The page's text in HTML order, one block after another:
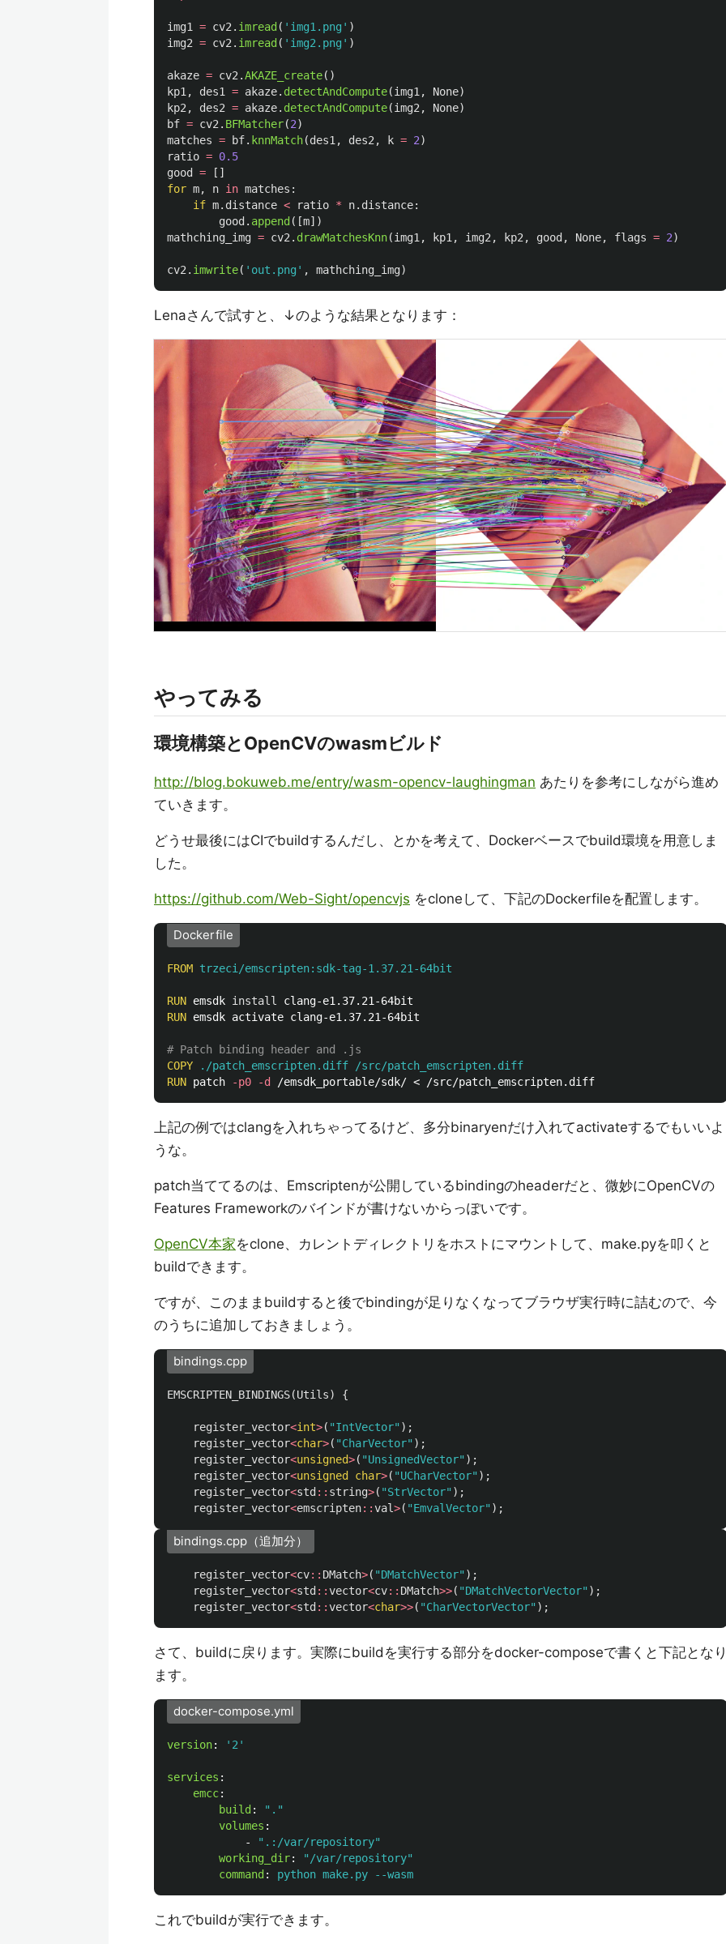
img1 = cv2 . imread ( ' img1.png ' )
img2 = cv2 . imread ( ' img2.png ' )
akaze = cv2 .AKAZE_create()
kp1 , des1 = akaze. detectAndCompute(img1 , None)
kp2 , des2 = akaze. detectAndCompute(img2 , None)
bf = cv2 . BFMatcher(2)
matches = bf. knnMatch(des1 , des2 , k = 2)
ratio = 0.5
good
=
[]
for m, n in matches :
if m. distance < ratio * n. distance:
good . append ([m])
mathching_img = cv2 . drawMatchesKnn(img1 , kp1 , img2 , kp2 , good , None, flags = 2)
cv2 . imwrite( ' out.png ' , mathching_img)
Lenaさんで試すと、↓のような結果となります：
やってみる
環境構築とOpenCVのwasmビルド
http://blog.bokuweb.me/entry/wasm-opencv-laughingman あたりを参考にしながら進め
ていきます。
どうせ最後にはCIでbuildするんだし、とかを考えて、Dockerベースでbuild環境を用意しま
した。
https://github.com/Web-Sight/opencvjs をcloneして、下記のDockerfileを配置します。
Dockerfile
FROM trzeci/emscripten:sdk-tag-1.37.21-64bit
RUN emsdk install
RUN emsdk activate clang-e1.37.21-64bit
# Patch binding header and .js
COPY ./patch_emscripten.diff /src/patch_emscripten.diff
RUN patch -p0 -d
上記の例ではclangを入れちゃってるけど、多分binaryenだけ入れてactivateするでもいいよ
うな。
patch当ててるのは、Emscriptenが公開しているbindingのheaderだと、微妙にOpenCVの
Features Frameworkのバインドが書けないからっぽいです。
OpenCV本家をclone、カレントディレクトリをホストにマウントして、make.pyを叩くと
buildできます。
ですが、このままbuildすると後でbindingが足りなくなってブラウザ実行時に詰むので、今
のうちに追加しておきましょう。
bindings.cpp
EMSCRIPTEN_BINDINGS(Utils) {
register_vector<int>( "IntVector" );
register_vector<char>( "CharVector" );
register_vector<unsigned>( "UnsignedVector" );
register_vector<unsigned char>( "UCharVector" );
register_vector<std :: string>( "StrVector" );
register_vector<emscripten::val>( "EmvalVector" );
bindings.cpp（追加分）
register_vector<cv:: DMatch>( "DMatchVector" );
register_vector<std ::vector<cv:: DMatch>>( "DMatchVectorVector" );
register_vector<std ::vector<char>>( "CharVectorVector" );
さて、buildに戻ります。実際にbuildを実行する部分をdocker-composeで書くと下記とな
ます。
docker-compose.yml
version: ' 2'
services :
emcc:
build : " ."
volumes :
-
" .:/var/repository"
working_dir: " /var/repository"
command : python make.py --wasm
これでbuildが実行できます。